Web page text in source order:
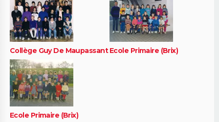
Collège Guy De Maupassant Ecole Primaire (Brix)
Ecole Primaire (Brix)